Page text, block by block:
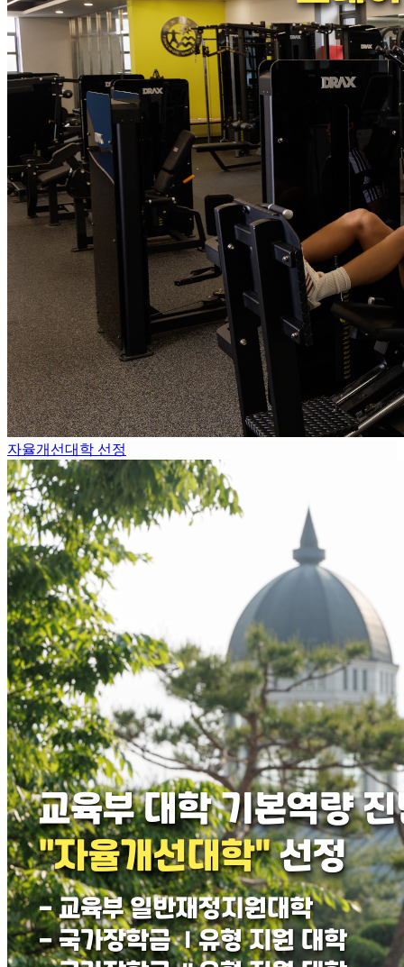
자율개선대학 선정